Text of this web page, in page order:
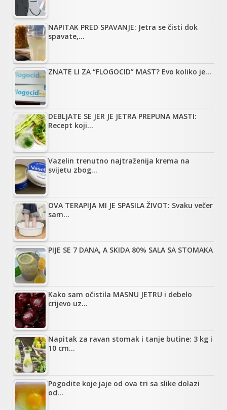
NAPITAK PRED SPAVANJE: Jetra se čisti dok
spavate,…
ZNATE LI ZA “FLOGOCID” MAST? Evo koliko je…
DEBLJATE SE JER JE JETRA PREPUNA MASTI:
Recept koji…
Vazelin trenutno najtraženija krema na
svijetu zbog…
OVA TERAPIJA MI JE SPASILA ŽIVOT: Svaku večer
sam…
PIJE SE 7 DANA, A SKIDA 80% SALA SA STOMAKA
Kako sam očistila MASNU JETRU i debelo
crijevo uz…
Napitak za ravan stomak i tanje butine: 3 kg i
10 cm…
Pogodite koje jaje od ova tri sa slike dolazi
od…